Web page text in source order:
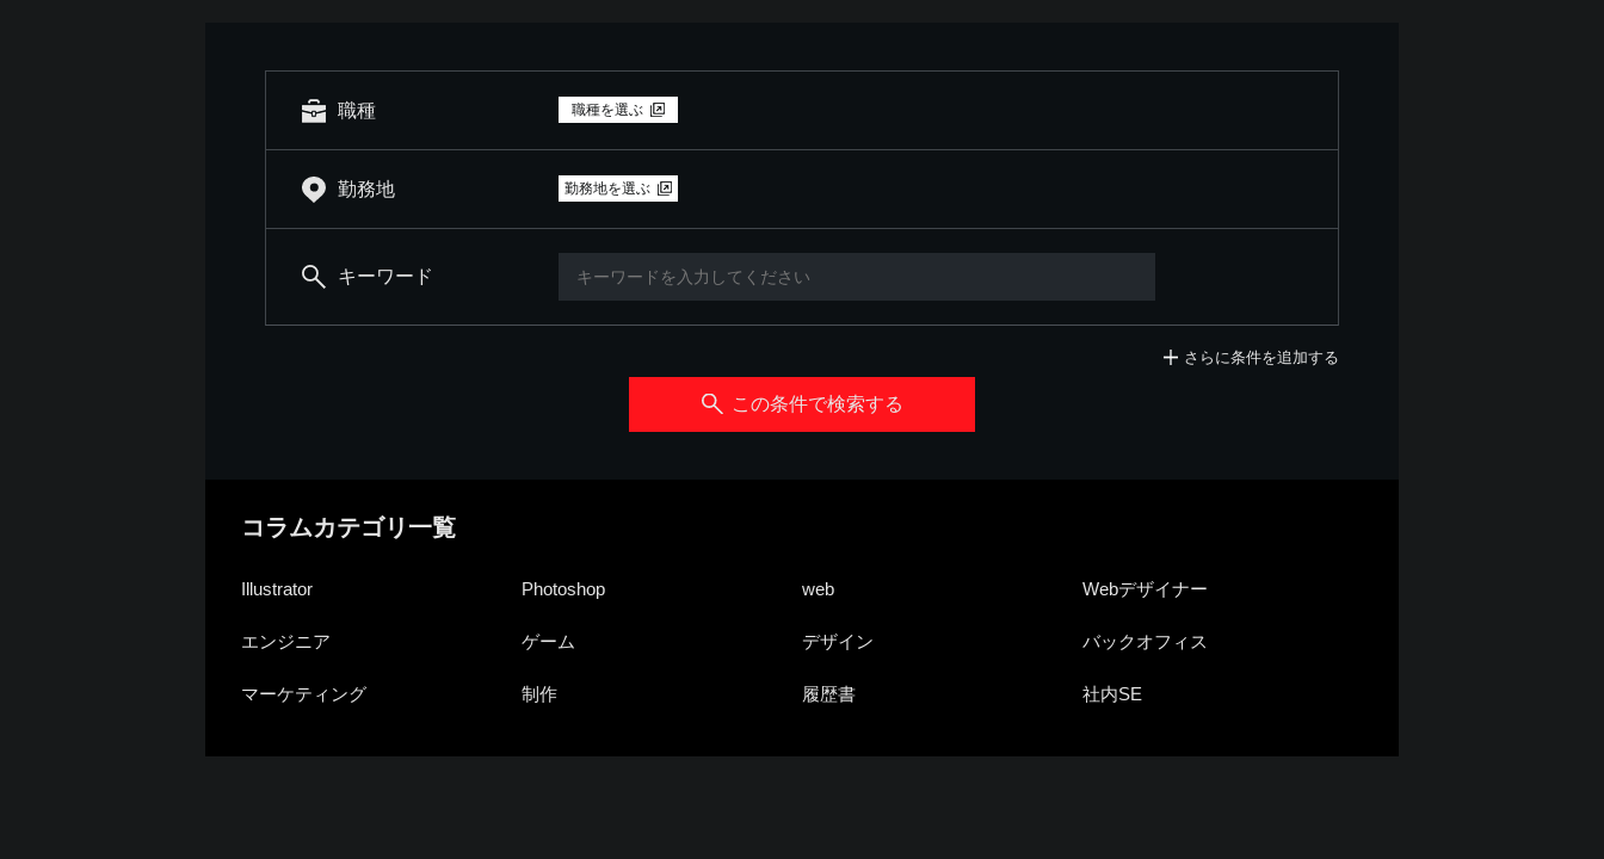
職種 職種を選ぶ
勤務地 勤務地を選ぶ
キーワード
さらに条件を追加する
この条件で検索する
コラムカテゴリ一覧
Illustrator Photoshop web Webデザイナー
エンジニア ゲーム デザイン バックオフィス
マーケティング 制作 履歴書 社内SE